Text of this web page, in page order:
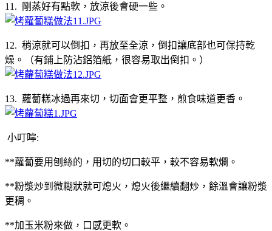
11. 剛蒸好有點軟，放涼後會硬一些。
12. 稍涼就可以倒扣，再放至全涼，倒扣讓底部也可保持乾
燥。（有鋪上防沾鋁箔紙，很容易取出倒扣。）
13. 蘿蔔糕冰過再來切，切面會更平整，煎食味道更香。
小叮嚀:
**蘿蔔要用刨絲的，用切的切口較平，較不容易軟爛。
**粉漿炒到微糊狀就可熄火，熄火後繼續翻炒，餘溫會讓粉漿
更稠。
**加玉米粉來做，口感更軟。